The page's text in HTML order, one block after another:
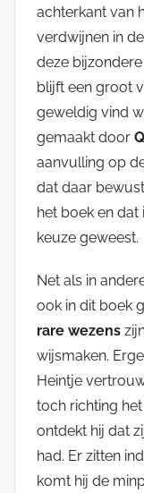
achterkant van
verdwijnen in
deze
blijft een groot
geweldig vind
gemaakt door
aanvulling op
dat daar
het boek en
keuze geweest.
Net als in
ook in dit boek
rare wezens
wijsmaken.
Heintje
toch richting
ontdekt hij dat
had. Er zitten
komt hij de